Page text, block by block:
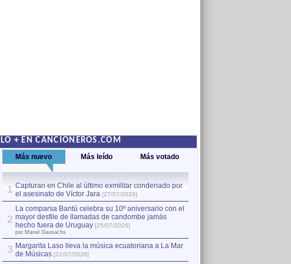
LO + EN CANCIONEROS.COM
Más nuevo Más leído Más votado
1 Capturan en Chile al último exmilitar condenado por
el asesinato de Víctor Jara [27/07/2026]
2
La comparsa Bantú celebra su 10º aniversario con el
mayor desfile de llamadas de candombe jamás
hecho fuera de Uruguay [25/07/2026]
por Manel Gausachs
3 Margarita Laso lleva la música ecuatoriana a La Mar
de Músicas [22/07/2026]